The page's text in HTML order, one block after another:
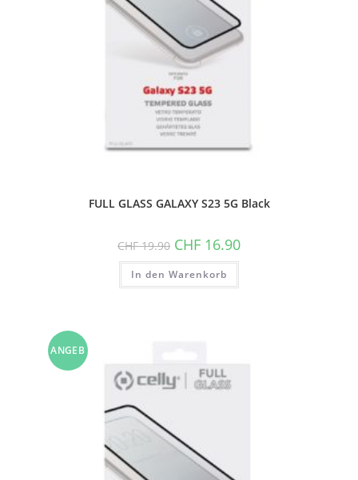
FULL GLASS GALAXY S23 5G Black
CHF19.90 Ursprünglicher
Preis
war:
CHF 19.90
CHF 16.90Aktueller
In den Warenkorb
ANGEB